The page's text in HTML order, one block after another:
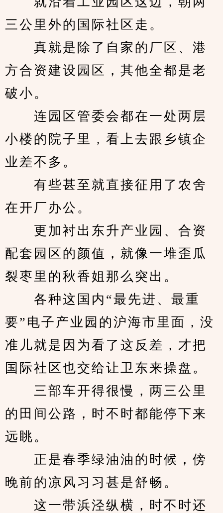
三公里外的国际社区走。
真就是除了自家的厂区、港
方合资建设园区，其他全都是老
破小。
连园区管委会都在一处两层
小楼的院子里，看上去跟乡镇企
业差不多。
有些甚至就直接征用了农舍
在开厂办公。
更加衬出东升产业园、合资
配套园区的颜值，就像一堆歪瓜
裂枣里的秋香姐那么突出。
各种这国内“最先进、最重
要”电子产业园的沪海市里面，没
准儿就是因为看了这反差，才把
国际社区也交给让卫东来操盘。
三部车开得很慢，两三公里
的田间公路，时不时都能停下来
远眺。
正是春季绿油油的时候，傍
晚前的凉风习习甚是舒畅。
这一带浜泾纵横，时不时还